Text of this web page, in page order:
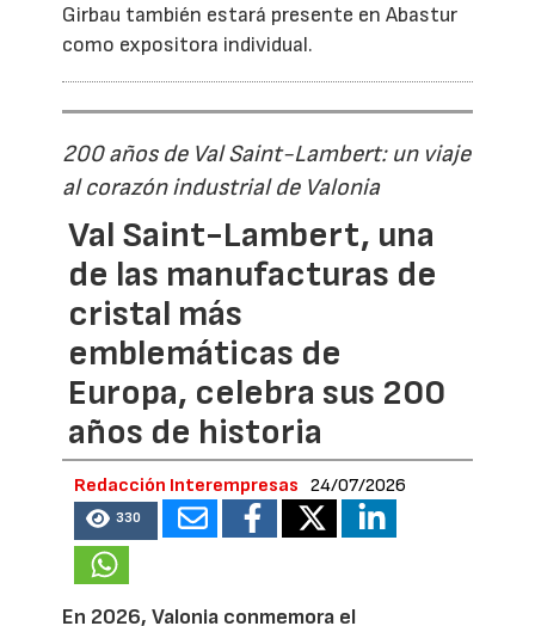
Girbau también estará presente en Abastur
como expositora individual.
200 años de Val Saint-Lambert: un viaje
al corazón industrial de Valonia
Val Saint-Lambert, una
de las manufacturas de
cristal más
emblemáticas de
Europa, celebra sus 200
años de historia
Redacción Interempresas 24/07/2026
330
En 2026, Valonia conmemora el